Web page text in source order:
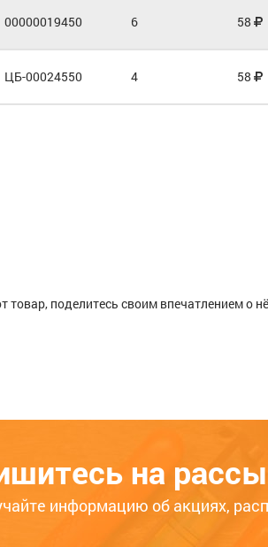
00000019450 6 58
ЦБ-00024550 4 58
поделитесь своим впечатлением о
месяцев
на
информацию об акциях,